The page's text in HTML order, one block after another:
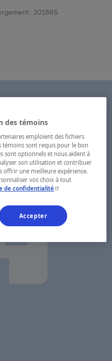
: 301865
des témoins
emploient des fichiers
témoins sont requis pour le bon
sont optionnels et nous aident à
son utilisation et contribuer
offrir une meilleure expérience.
vos choix à tout
de confidentialité- Cet hyperlien
Accepter